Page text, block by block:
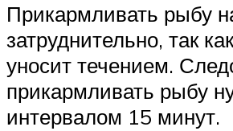
Прикармливать рыбу
затруднительно, так
уносит течением.
прикармливать рыбу
интервалом 15 минут.